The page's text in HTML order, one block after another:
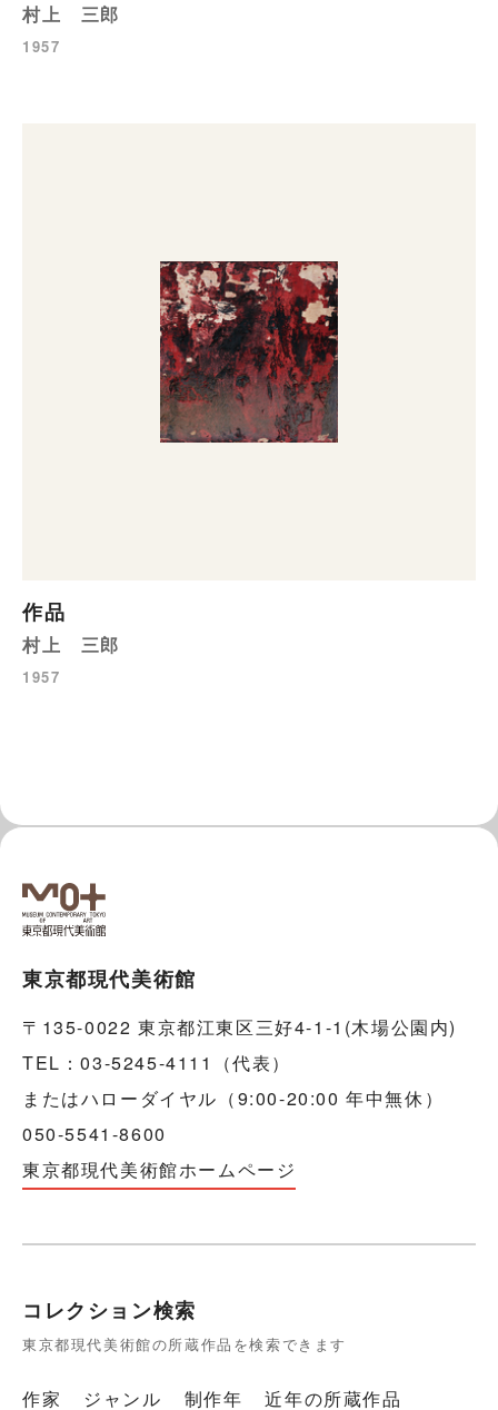
村上 三郎
1957
作品
村上 三郎
1957
東京都現代美術館
〒135-0022 東京都江東区三好4-1-1(木場公園内)
TEL：03-5245-4111（代表）
またはハローダイヤル（9:00-20:00 年中無休）
050-5541-8600
東京都現代美術館ホームページ
コレクション検索
東京都現代美術館の所蔵作品を検索できます
作家 ジャンル 制作年 近年の所蔵作品